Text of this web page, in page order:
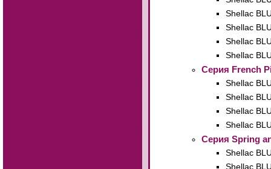
Shellac
Shellac
Shellac
Shellac
Серия French
Shellac
Shellac
Shellac
Shellac
Cерия Spring
Shellac
Shellac